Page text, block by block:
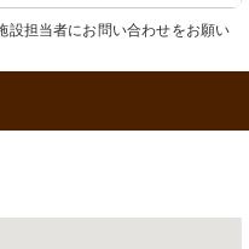
担当者にお問い合わせをお願い